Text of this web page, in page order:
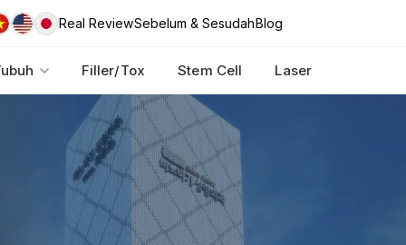
Real ReviewSebelum & SesudahBlog
Filler/Tox Stem Cell Laser